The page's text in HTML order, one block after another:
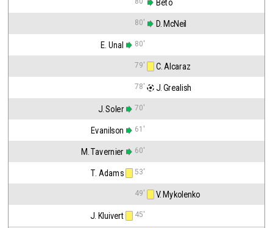
Beto
80' D. McNeil
E. Unal 80'
79' C. Alcaraz
78' J. Grealish
J. Soler 70'
Evanilson 61'
M. Tavernier 60'
T. Adams 53'
49' V. Mykolenko
J. Kluivert 45'